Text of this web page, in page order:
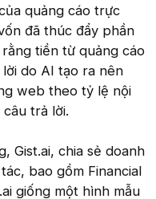
quảng cáo trực
đã thúc đẩy phần
tiền từ quảng cáo
do AI tạo ra nên
web theo tỷ lệ nội
trả lời.
Gist.ai, chia sẻ doanh
bao gồm Financial
giống một hình mẫu